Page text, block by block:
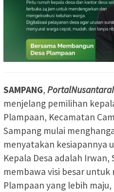
SAMPANG,
menjelang pemilihan
Plampaan, Kecamatan
Sampang mulai
menyatakan kesiapannya
Kepala Desa adalah Irwan,
membawa visi besar untuk
Plampaan yang lebih